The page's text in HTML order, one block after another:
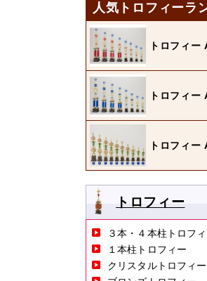
人気トロフィーラ
トロフィー
トロフィー
トロフィー
トロフィー
３本・４本柱トロフ
１本柱トロフィー
クリスタルトロフィー